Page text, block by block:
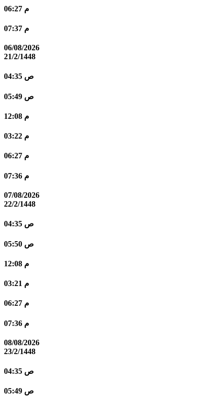
06:27 م
07:37 م
06/08/2026
21/2/1448
04:35 ص
05:49 ص
12:08 م
03:22 م
06:27 م
07:36 م
07/08/2026
22/2/1448
04:35 ص
05:50 ص
12:08 م
03:21 م
06:27 م
07:36 م
08/08/2026
23/2/1448
04:35 ص
05:49 ص